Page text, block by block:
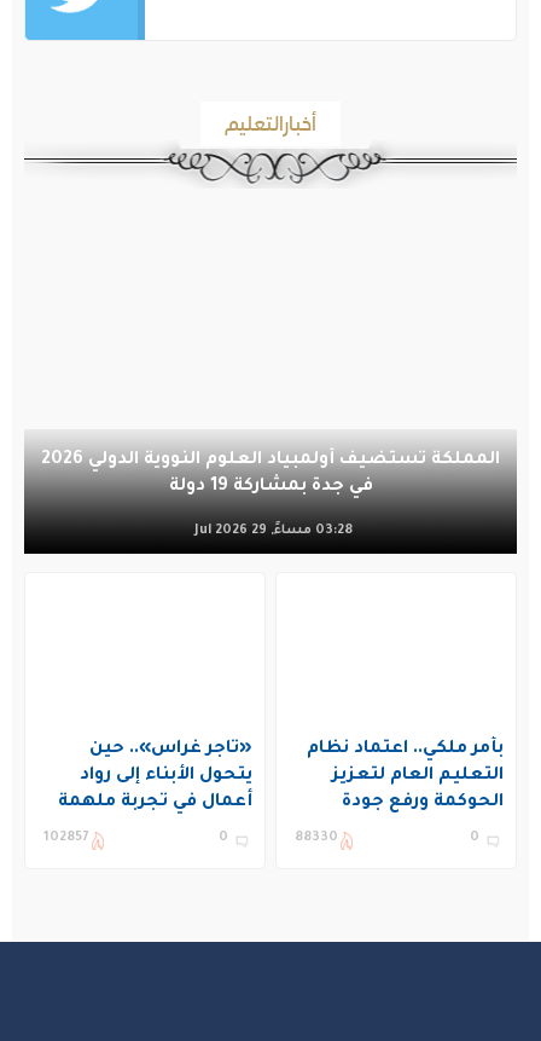
أخبارالتعليم
المملكة تستضيف أولمبياد العلوم النووية الدولي 2026
في جدة بمشاركة 19 دولة
03:28 مساءً, 29 Jul 2026
بأمر ملكي.. اعتماد نظام
التعليم العام لتعزيز
الحوكمة ورفع جودة
التعليم في المملكة
0
88330
«تاجر غراس».. حين
يتحول الأبناء إلى رواد
أعمال في تجربة ملهمة
بنادي غراس الصيفي
0
102857